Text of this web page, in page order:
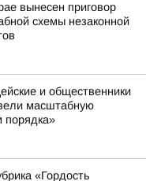
вынесен приговор
схемы незаконной
и общественники
масштабную
порядка»
«Гордость